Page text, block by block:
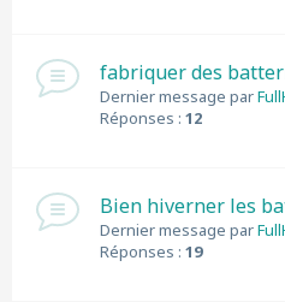
fabriquer des
Dernier message par
Réponses : 12
Bien hiverner les
Dernier message par
Réponses : 19